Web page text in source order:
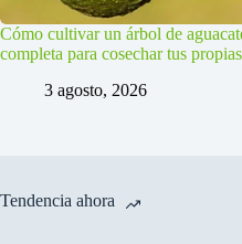
Cómo cultivar un árbol de
completa para cosechar tus
3 agosto, 2026
Tendencia ahora